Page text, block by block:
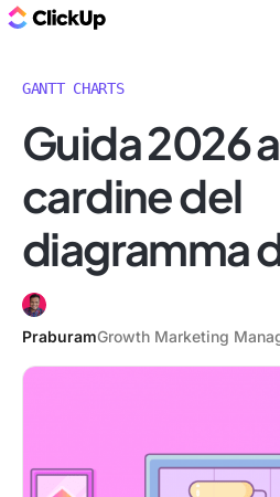
GANTT CHARTS
Guida 2026
cardine del
diagramma
PraburamGrowth Marketing